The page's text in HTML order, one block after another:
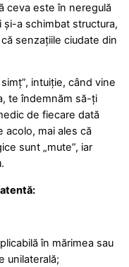
ceva este în neregulă
și-a schimbat structura,
senzațiile ciudate din
intuiție, când vine
te îndemnăm să-ți
de fiecare dată
acolo, mai ales că
sunt „mute”, iar
în mărimea sau
unilaterală;